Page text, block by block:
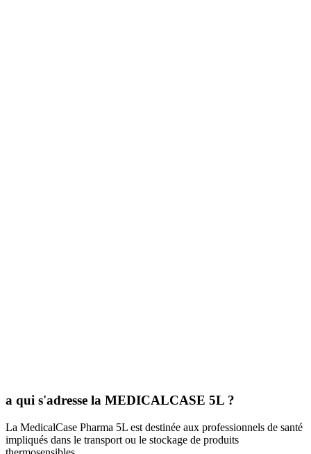
a qui s'adresse la MEDICALCASE 5L ?
La MedicalCase Pharma 5L est destinée aux professionnels de santé
impliqués dans le transport ou le stockage de produits